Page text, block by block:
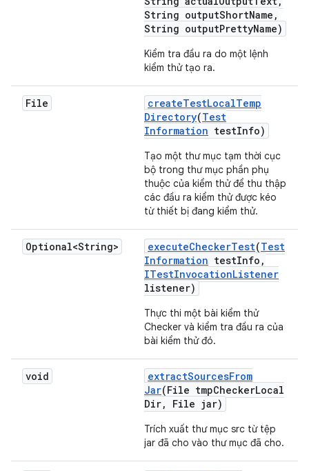
String outputShortName ,
String outputPrettyName)
Kiểm tra đầu ra do một lệnh
kiểm thử tạo ra.
File createTestLocalTemp
Directory(Test
Information testInfo)
Tạo một thư mục tạm thời cục
bộ trong thư mục phần phụ
thuộc của kiểm thử để thu thập
các đầu ra kiểm thử được kéo
từ thiết bị đang kiểm thử.
Optional<String> executeCheckerTest(Test
Information testInfo ,
ITestInvocationListener
listener)
Thực thi một bài kiểm thử
Checker và kiểm tra đầu ra của
bài kiểm thử đó.
void extractSourcesFrom
Jar(File tmpCheckerLocal
Dir, File jar)
Trích xuất thư mục src từ tệp
jar đã cho vào thư mục đã cho.